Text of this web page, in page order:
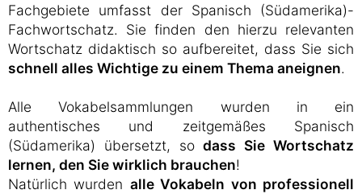
Fachgebiete umfasst der Spanisch (Südamerika)-
Fachwortschatz. Sie finden den hierzu relevanten
Wortschatz didaktisch so aufbereitet, dass Sie sich
schnell alles Wichtige zu einem Thema aneignen.
Alle Vokabelsammlungen wurden in ein
authentisches und zeitgemäßes Spanisch
(Südamerika) übersetzt, sodass Sie Wortschatz
lernen, den Sie wirklich brauchen!
Natürlich wurden alle Vokabeln von professionell